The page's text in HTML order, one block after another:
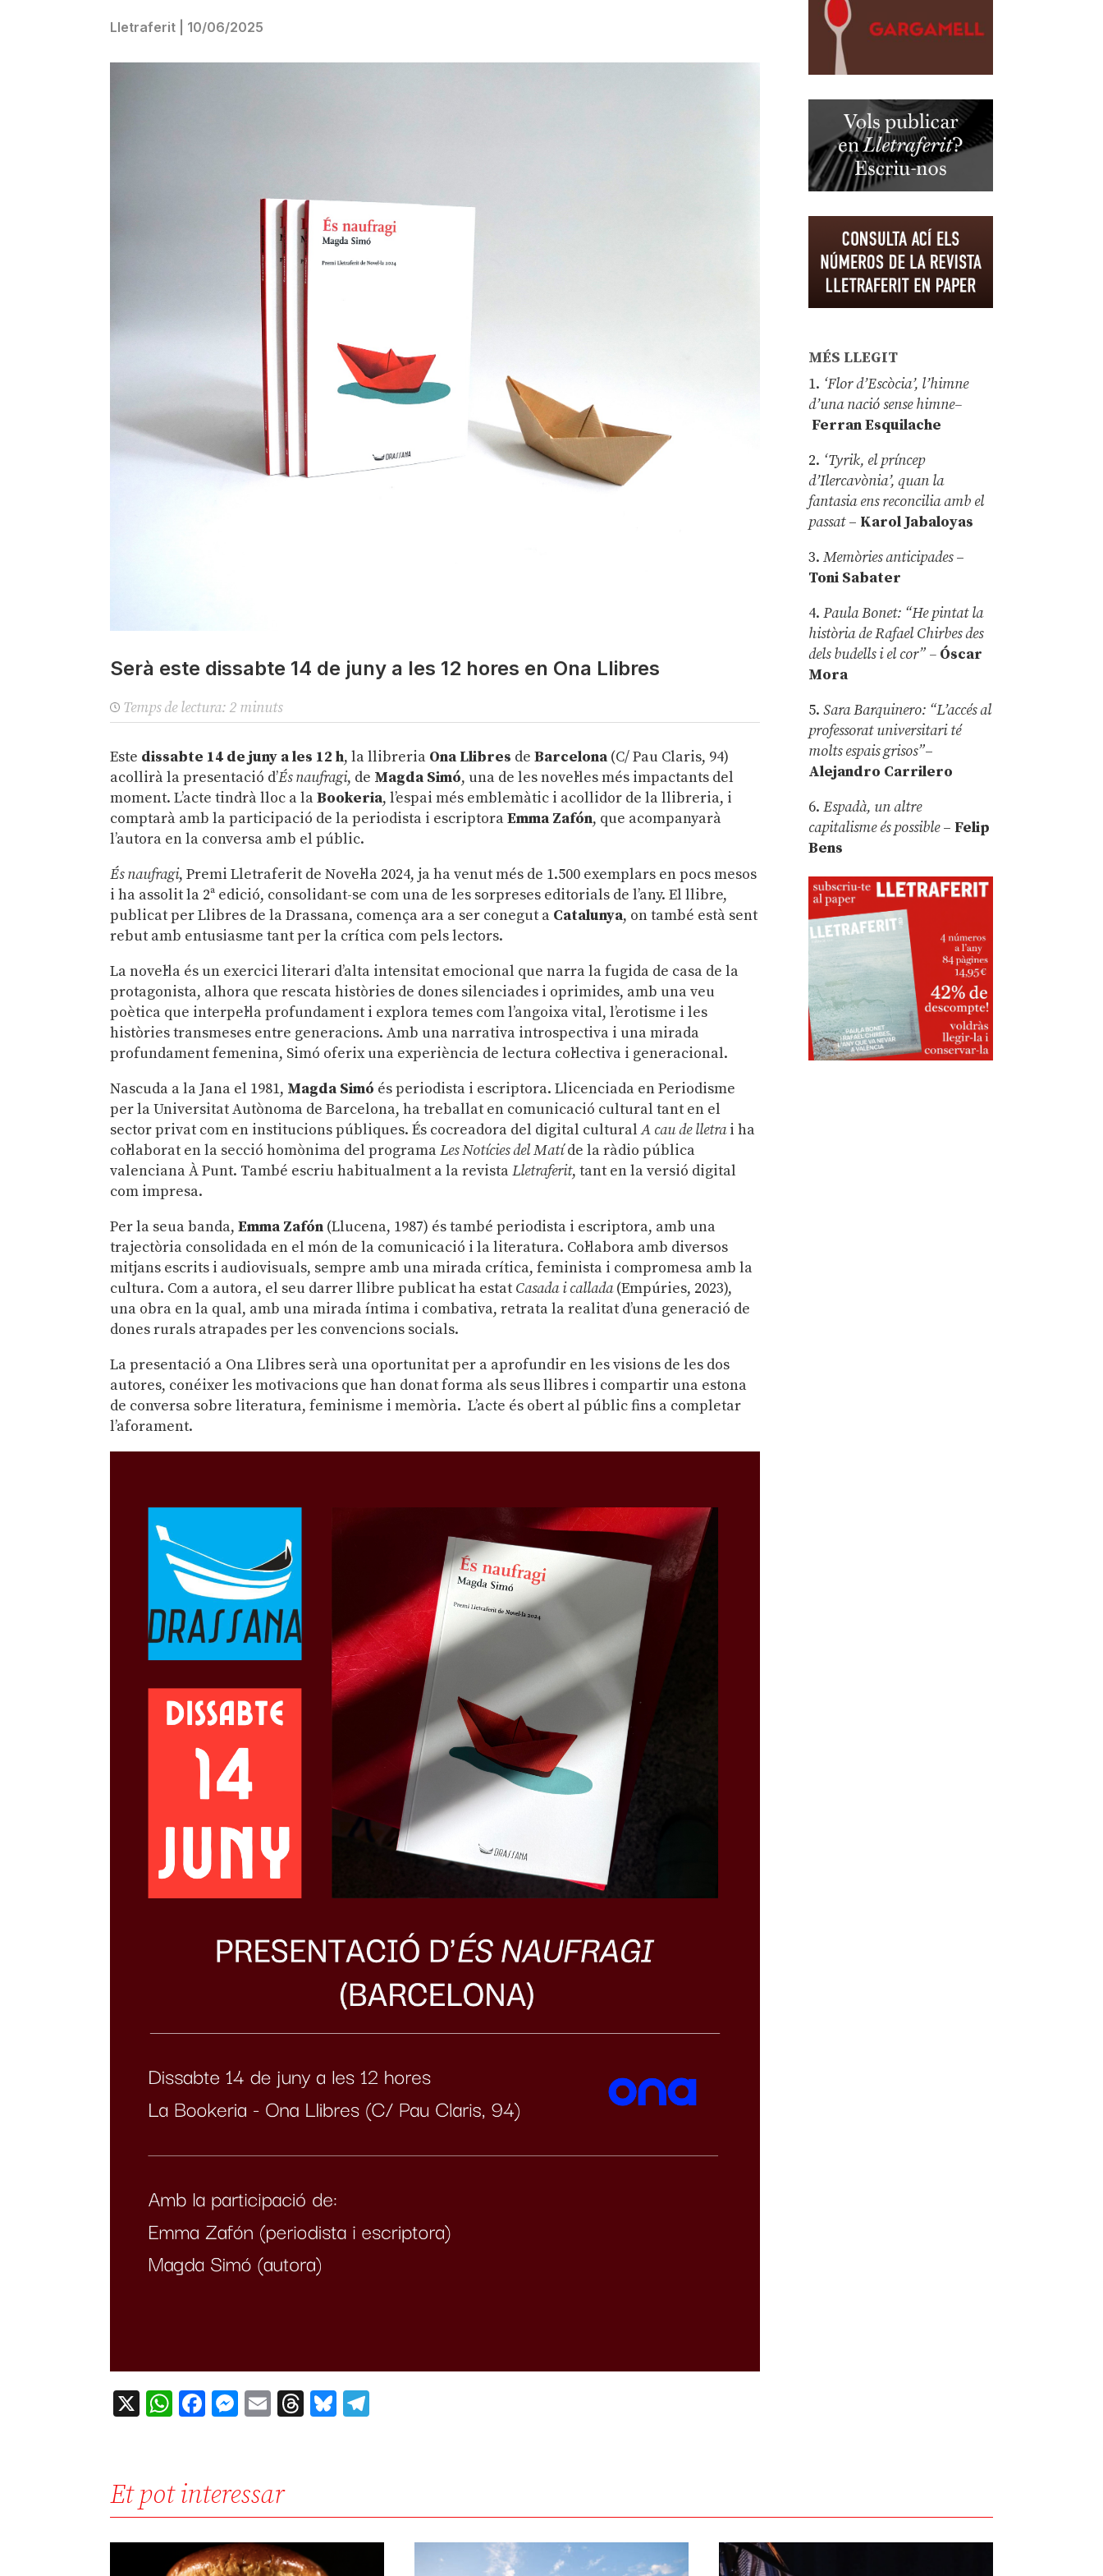
Lletraferit 10/06/2025
Serà este dissabte 14 de juny a les 12 hores en Ona Llibres
Temps de lectura: 2 minuts
Este dissabte 14 de juny a les 12 h, la llibreria Ona Llibres deBarcelona (C/ Pau Claris, 94)
acollirà la presentació d’És naufragi, de Magda Simó, una de les novel·les més impactants del
moment. L’acte tindrà lloc a laBookeria, l’espai més emblemàtic i acollidor de la llibreria, i
comptarà amb la participació de la periodista i escriptoraEmma Zafón, que acompanyarà
l’autora en la conversa amb el públic.
És naufragi, Premi Lletraferit de Novel·la 2024, ja ha venut més de 1.500 exemplars en pocs mesos
i ha assolit la 2ª edició, consolidant-se com una de les sorpreses editorials de l’any. El llibre,
publicat per Llibres de la Drassana, comença ara a ser conegut a Catalunya, on també està sent
rebut amb entusiasme tant per la crítica com pels lectors.
La novel·la és un exercici literari d’alta intensitat emocional que narra la fugida de casa de la
protagonista, alhora que rescata històries de dones silenciades i oprimides, amb una veu
poètica que interpel·la profundament i exploratemes com l’angoixa vital, l’erotisme i les
històries transmeses entre generacions. Amb una narrativa introspectiva i una mirada
profundament femenina, Simó oferix una experiència de lectura col·lectiva i generacional.
Nascuda a la Jana el 1981, Magda Simó és periodista i escriptora. Llicenciada en Periodisme
per la Universitat Autònoma de Barcelona, ha treballat en comunicació cultural tant en el
sector privat com en institucions públiques. És cocreadora del digital culturalA cau de lletrai ha
col·laborat en la secció homònima del programaLes Notícies del Matíde la ràdio pública
valenciana À Punt. També escriu habitualment a la revistaLletraferit, tant en la versió digital
com impresa.
Per la seua banda,Emma Zafón (Llucena, 1987) és també periodista i escriptora, amb una
trajectòria consolidada en el món de la comunicació i la literatura. Col·labora amb diversos
mitjans escrits i audiovisuals, sempre amb una mirada crítica, feminista i compromesa amb la
cultura. Com a autora, el seu darrer llibre publicat ha estat Casada i callada(Empúries, 2023),
una obra en la qual, amb una mirada íntima i combativa, retrata la realitat d’una generació de
dones rurals atrapades per les convencions socials.
La presentació a Ona Llibres serà una oportunitat per a aprofundir en les visions de les dos
autores, conéixer les motivacions que han donat forma als seus llibres i compartir una estona
de conversa sobre literatura, feminisme i memòria. L’acte és obert al públic fins a completar
l’aforament.
X WhatsApp
Facebook
Messenger
EmailThreads
Bluesky
MÉS LLEGIT
1. ‘Flor d’Escòcia’, l’himne
d’una nació sense himne–
Ferran Esquilache
2. ‘Tyrik, el príncep
d’Ilercavònia’, quan la
fantasia ens reconcilia amb el
passat– Karol Jabaloyas
3.Memòries anticipades–
Toni Sabater
4.Paula Bonet: “He pintat la
història de Rafael Chirbes des
dels budells i el cor” – Óscar
Mora
5.Sara Barquinero: “L’accés al
professorat universitari té
molts espais grisos”–
Alejandro Carrilero
6.Espadà, un altre
capitalisme és possible – Felip
Bens
Et pot interessar